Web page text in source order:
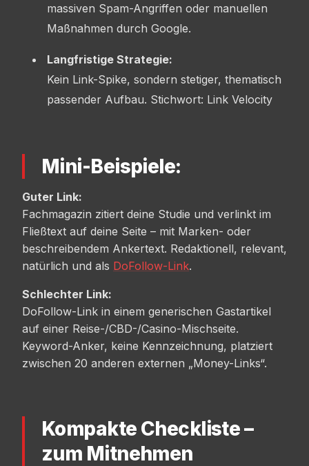
massiven Spam-Angriffen oder manuellen
Maßnahmen durch Google.
Langfristige Strategie:
Kein Link-Spike, sondern stetiger, thematisch
passender Aufbau. Stichwort: Link Velocity
Mini-Beispiele:
Guter Link:
Fachmagazin zitiert deine Studie und verlinkt im
Fließtext auf deine Seite – mit Marken- oder
beschreibendem Ankertext. Redaktionell, relevant,
natürlich und als DoFollow-Link.
Schlechter Link:
DoFollow-Link in einem generischen Gastartikel
auf einer Reise-/CBD-/Casino-Mischseite.
Keyword-Anker, keine Kennzeichnung, platziert
zwischen 20 anderen externen „Money-Links“.
Kompakte Checkliste –
zum Mitnehmen